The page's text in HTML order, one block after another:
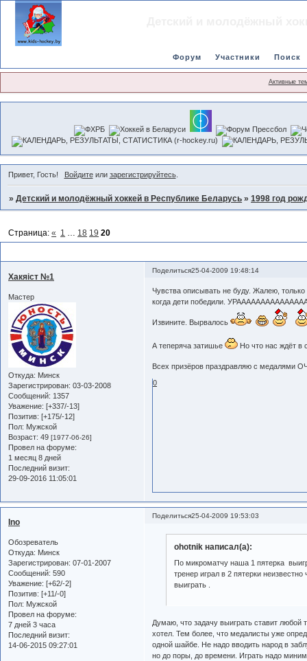
Форум Участники Поиск
Активные
Привет, Гость! Войдитеили зарегистрируйтесь.
»Детский и молодёжный хоккей в Республике Беларусь »1998 год
Страница:« 1 … 18 19 20
Поделиться25-04-2009 19:48:14
Хакяiст №1
Мастер
Откуда: Минск
Зарегистрирован: 03-03-2008
Сообщений: 1357
Уважение: [+337/-13]
Позитив: [+175/-12]
Пол: Мужской
Возраст: 49 [1977-06-26]
Провел на форуме:
1 месяц 8 дней
Последний визит:
29-09-2016 11:05:01
Чувства описывать не буду. Жалею, только
когда дети победили.
Извините. Вырвалось
А теперяча затишье Но что нас ждёт
Всех призёров праздравляю с медалями
0
Поделиться25-04-2009 19:53:03
Ino
Обозреватель
Откуда: Минск
Зарегистрирован: 07-01-2007
Сообщений: 590
Уважение: [+62/-2]
Позитив: [+11/-0]
Пол: Мужской
Провел на форуме:
7 дней 3 часа
Последний визит:
14-06-2015 09:27:01
ohotnik написал(а):
По микроматчу наша 1 пятерка
тренер играл в 2 пятерки
выиграть .
Думаю, что задачу выиграть ставит любой
хотел. Тем более, что медалисты уже
одной шайбе. Не надо вводить народ в
но до поры, до времени. Играть надо